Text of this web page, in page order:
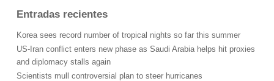
Entradas recientes
Korea sees record number of tropical nights so far this summer
US-Iran conflict enters new phase as Saudi Arabia helps hit proxies
and diplomacy stalls again
Scientists mull controversial plan to steer hurricanes